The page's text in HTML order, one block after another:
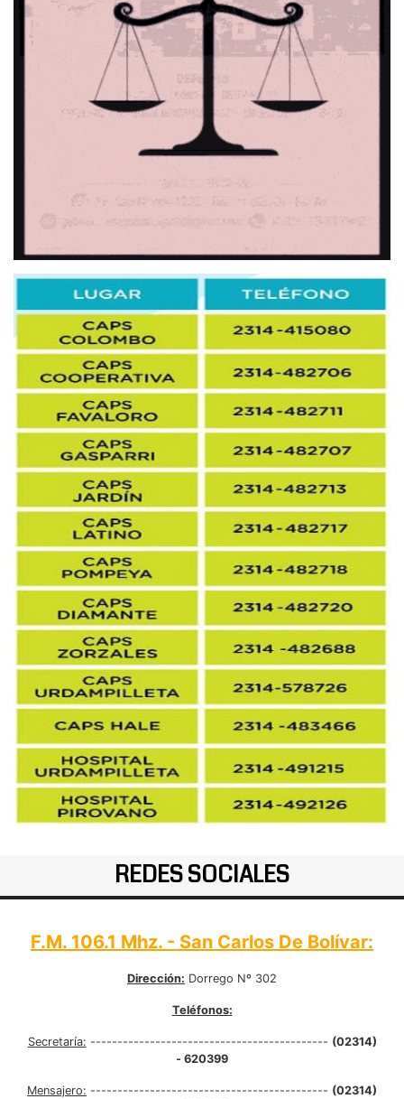
REDES SOCIALES
F.M. 106.1 Mhz. - San Carlos De Bolívar:
Dirección: Dorrego Nº 302
Teléfonos:
Secretaría: -------------------------------------------- (02314)
- 620399
Mensajero: -------------------------------------------- (02314)